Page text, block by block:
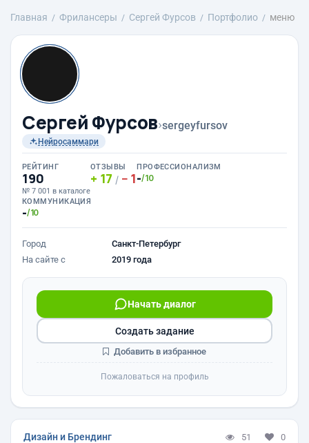
Главная Фрилансеры Сергей Фурсов Портфолио меню
Сергей Фурсов›sergeyfursov
Нейросаммари
РЕЙТИНГ
190
№ 7 001 в каталоге
ОТЗЫВЫ
17 / 1
ПРОФЕССИОНАЛИЗМ
-/10
КОММУНИКАЦИЯ
-/10
Город
Санкт-Петербург
На сайте с
2019 года
Начать диалог
Создать задание
Добавить в избранное
Пожаловаться на профиль
Дизайн и Брендинг 51 0